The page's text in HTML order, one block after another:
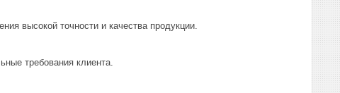
высокой точности и качества продукции.
требования клиента.